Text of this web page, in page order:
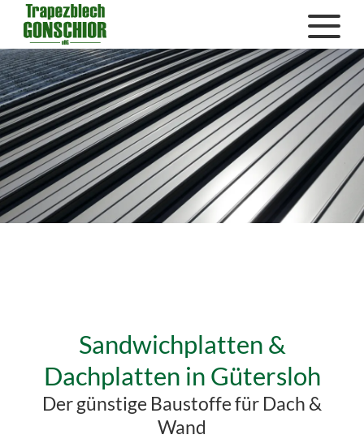
Sandwichplatten &
Dachplatten in Gütersloh
Der günstige Baustoffe für Dach &
Wand